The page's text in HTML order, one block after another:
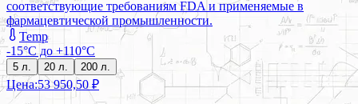
соответствующие требованиям FDA и применяемые в
фармацевтической промышленности.
Temp
-15°C до +110°C
5 л. 20 л. 200 л.
Цена:53 950,50 ₽